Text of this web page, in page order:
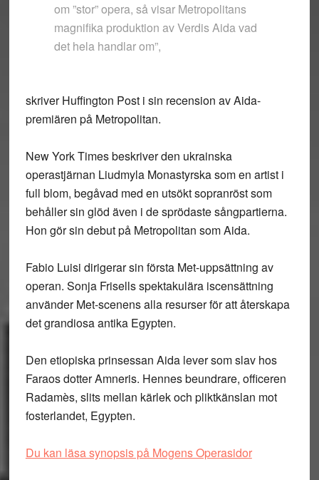
om ”stor” opera, så visar Metropolitans
magnifika produktion av Verdis Aida vad
det hela handlar om”,
skriver Huffington Post i sin recension av Aida-
premiären på Metropolitan.
New York Times beskriver den ukrainska
operastjärnan Liudmyla Monastyrska som en artist i
full blom, begåvad med en utsökt sopranröst som
behåller sin glöd även i de sprödaste sångpartierna.
Hon gör sin debut på Metropolitan som Aida.
Fabio Luisi dirigerar sin första Met-uppsättning av
operan. Sonja Frisells spektakulära iscensättning
använder Met-scenens alla resurser för att återskapa
det grandiosa antika Egypten.
Den etiopiska prinsessan Aida lever som slav hos
Faraos dotter Amneris. Hennes beundrare, officeren
Radamès, slits mellan kärlek och pliktkänslan mot
fosterlandet, Egypten.
Du kan läsa synopsis på Mogens Operasidor